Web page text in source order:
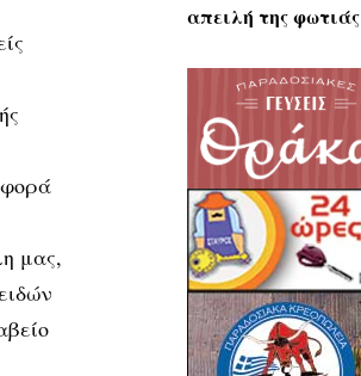
μας,
απειλή της φωτιάς